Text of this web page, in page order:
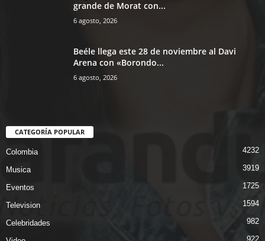
grande de Morat con...
6 agosto, 2026
Beéle llega este 28 de noviembre al Davi
Arena con «Borondo...
6 agosto, 2026
CATEGORÍA POPULAR
Colombia 4232
Musica 3919
Eventos 1725
Television 1594
Celebridades 982
922